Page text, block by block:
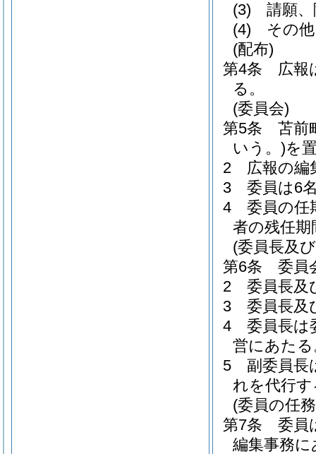
(3)
請願
(4)
その
(配布)
第4条
広報
る。
(委員会)
第5条
苫前
いう。)を
2
広報の編
3
委員は6
4
委員の任
者の残任
(委員長及
第6条
委員
2
委員長及
3
委員長及
4
委員長は
営にあたる
5
副委員長
れを代行す
(委員の任
第7条
委員
編集事務